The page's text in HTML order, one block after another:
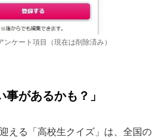
ンケート項目（現在は削除済み）
があるかも？」
える「高校生クイズ」は、全国の